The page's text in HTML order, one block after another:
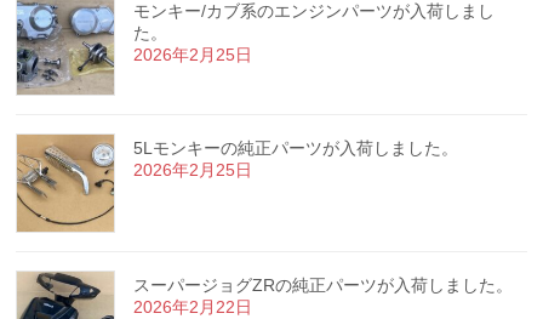
モンキー/カブ系のエンジンパーツが入荷しまし
た。
2026年2月25日
5Lモンキーの純正パーツが入荷しました。
2026年2月25日
スーパージョグZRの純正パーツが入荷しました。
2026年2月22日